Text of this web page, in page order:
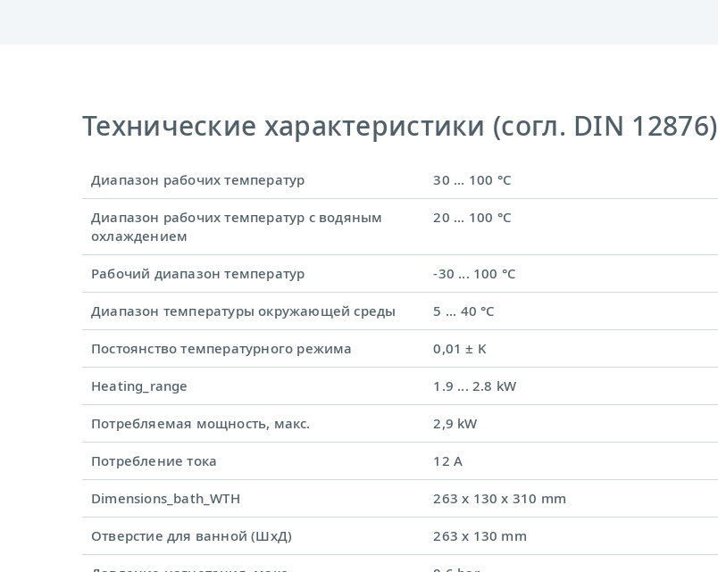
Технические характеристики (согл. DIN 12876)
Диапазон рабочих температур 30 ... 100 °C
Диапазон рабочих температур с водяным
охлаждением
20 ... 100 °C
Рабочий диапазон температур -30 ... 100 °C
Диапазон температуры окружающей среды 5 ... 40 °C
Постоянство температурного режима 0,01 ± K
Heating_range 1.9 ... 2.8 kW
Потребляемая мощность, макс. 2,9 kW
Потребление тока 12 A
Dimensions_bath_WTH 263 x 130 x 310 mm
Отверстие для ванной (ШхД) 263 x 130 mm